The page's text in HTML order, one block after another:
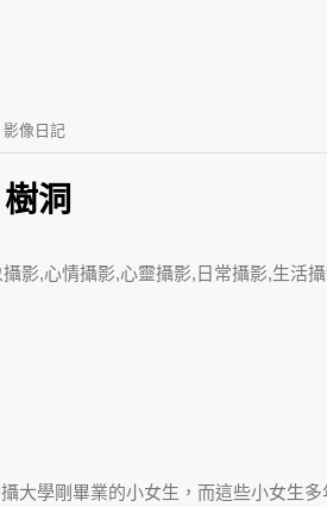
影像日記
洞
大學剛畢業的小女生，而這些小女生